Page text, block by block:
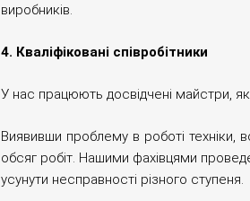
виробників.
4. Кваліфіковані співробітники
У нас працюють досвідчені майстри,
Виявивши проблему в роботі техніки,
обсяг робіт. Нашими фахівцями
усунути несправності різного ступеня.